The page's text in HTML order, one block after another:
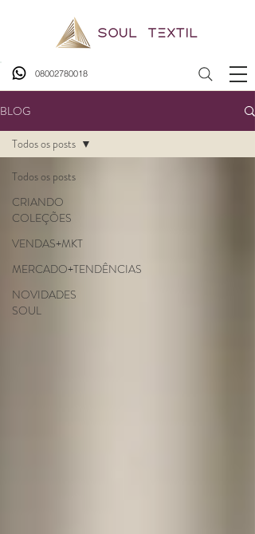
08002780018
BLOG
Todos os posts
CRIANDO
COLEÇÕES
VENDAS+MKT
MERCADO+TENDÊNCIAS
NOVIDADES
SOUL
Todos os posts